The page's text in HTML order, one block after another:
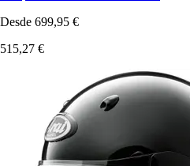
Desde 699,95 €
515,27 €